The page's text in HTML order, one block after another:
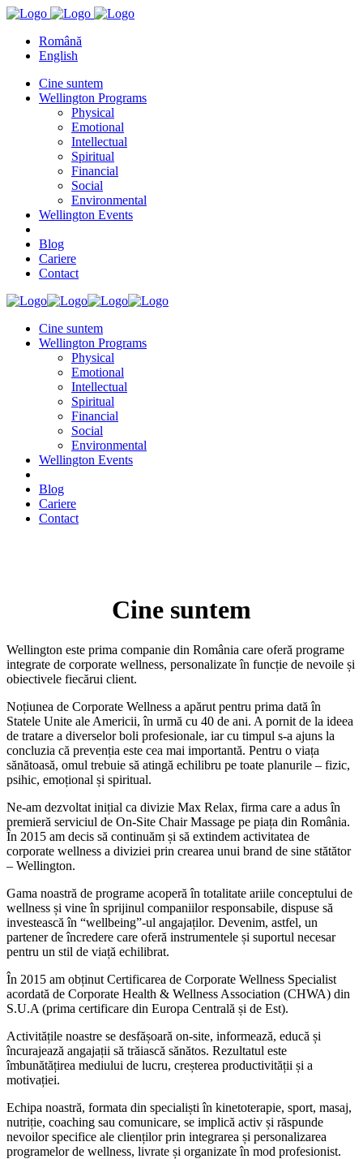
Română
English
Cine suntem
Wellington Programs
Physical
Emotional
Intellectual
Spiritual
Financial
Social
Environmental
Wellington Events
Blog
Cariere
Contact
Cine suntem
Wellington Programs
Physical
Emotional
Intellectual
Spiritual
Financial
Social
Environmental
Wellington Events
Blog
Cariere
Contact
Cine suntem
Wellington este prima companie din România care oferă programe
integrate de corporate wellness, personalizate în funcție de nevoile și
obiectivele fiecărui client.
Noțiunea de Corporate Wellness a apărut pentru prima dată în
Statele Unite ale Americii, în urmă cu 40 de ani. A pornit de la ideea
de tratare a diverselor boli profesionale, iar cu timpul s-a ajuns la
concluzia că prevenția este cea mai importantă. Pentru o viața
sănătoasă, omul trebuie să atingă echilibru pe toate planurile – fizic,
psihic, emoțional și spiritual.
Ne-am dezvoltat inițial ca divizie Max Relax, firma care a adus în
premieră serviciul de On-Site Chair Massage pe piața din România.
În 2015 am decis să continuăm și să extindem activitatea de
corporate wellness a diviziei prin crearea unui brand de sine stătător
– Wellington.
Gama noastră de programe acoperă în totalitate ariile conceptului de
wellness și vine în sprijinul companiilor responsabile, dispuse să
investească în “wellbeing”-ul angajaților. Devenim, astfel, un
partener de încredere care oferă instrumentele și suportul necesar
pentru un stil de viață echilibrat.
În 2015 am obținut Certificarea de Corporate Wellness Specialist
acordată de Corporate Health & Wellness Association (CHWA) din
S.U.A (prima certificare din Europa Centrală și de Est).
Activitățile noastre se desfășoară on-site, informează, educă și
încurajează angajații să trăiască sănătos. Rezultatul este
îmbunătățirea mediului de lucru, creșterea productivității și a
motivației.
Echipa noastră, formata din specialiști în kinetoterapie, sport, masaj,
nutriție, coaching sau comunicare, se implică activ și răspunde
nevoilor specifice ale clienților prin integrarea și personalizarea
programelor de wellness, livrate și organizate în mod profesionist.